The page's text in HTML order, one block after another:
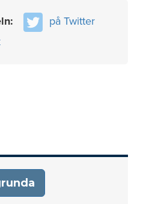
på Twitter